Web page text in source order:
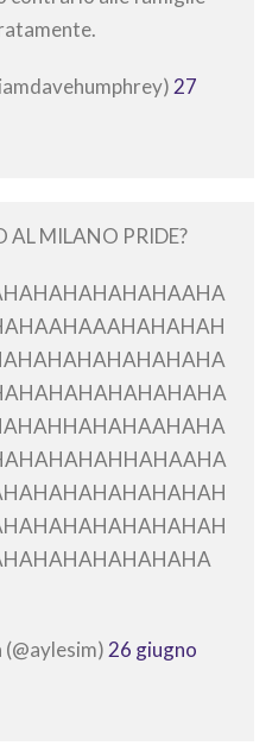
27
AL MILANO PRIDE?
26 giugno